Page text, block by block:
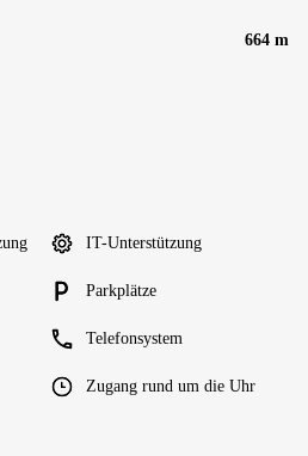
664 m
IT-Unterstützung
Parkplätze
Telefonsystem
Zugang rund um die Uhr